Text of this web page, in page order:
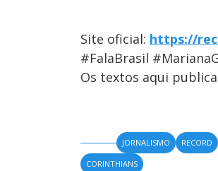
Site oficial: https://
#FalaBrasil
Os textos aqui
JORNALISMO RECORD
CORINTHIANS